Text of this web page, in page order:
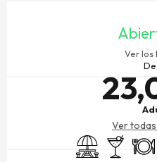
Ver los
Ver
Zona de picnic
Bar /